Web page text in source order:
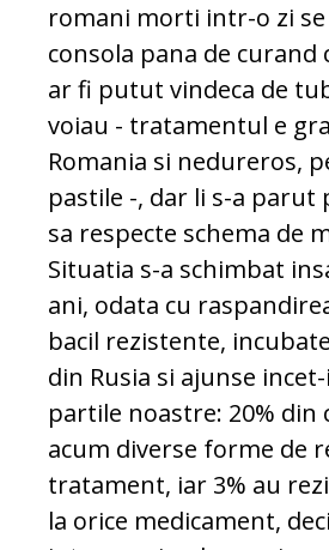
romani morti intr-o zi
consola pana de curand
ar fi putut vindeca de
voiau - tratamentul e
Romania si nedureros,
pastile -, dar li s-a parut
sa respecte schema de
Situatia s-a schimbat
ani, odata cu
bacil rezistente,
din Rusia si ajunse
partile noastre: 20% din
acum diverse forme de
tratament, iar 3% au
la orice medicament,